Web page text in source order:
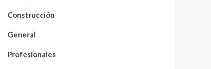
Construcción
General
Profesionales